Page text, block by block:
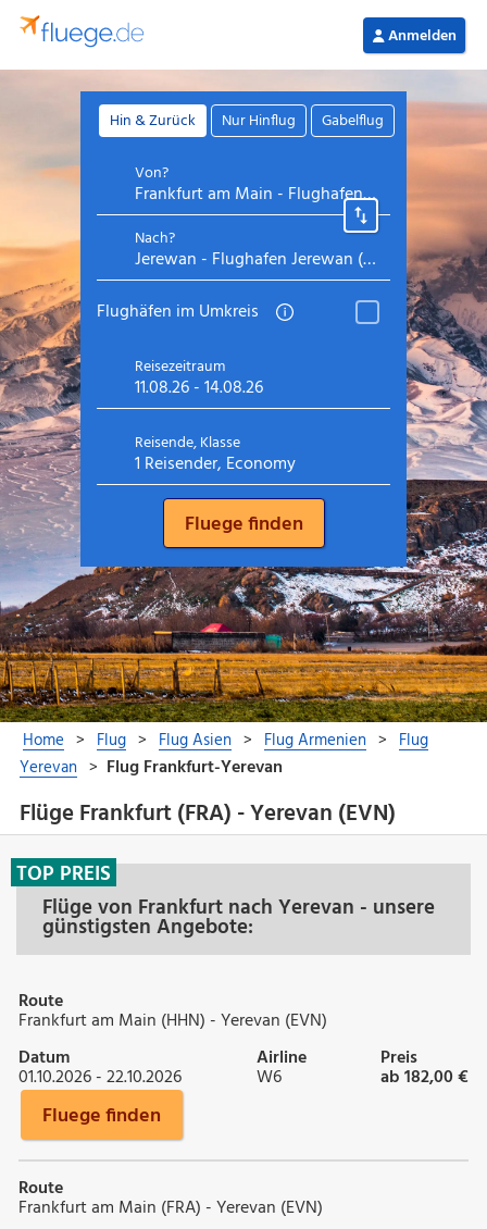
Flüge Frankfurt (FRA) - Yerevan (EVN)
Flüge von Frankfurt nach Yerevan - unsere
günstigsten Angebote:
TOP PREIS
Route
Frankfurt am Main (HHN) - Yerevan (EVN)
Datum
01.10.2026 - 22.10.2026
Airline
W6
Preis
ab 182,00 €
Fluege finden
Route
Frankfurt am Main (FRA) - Yerevan (EVN)